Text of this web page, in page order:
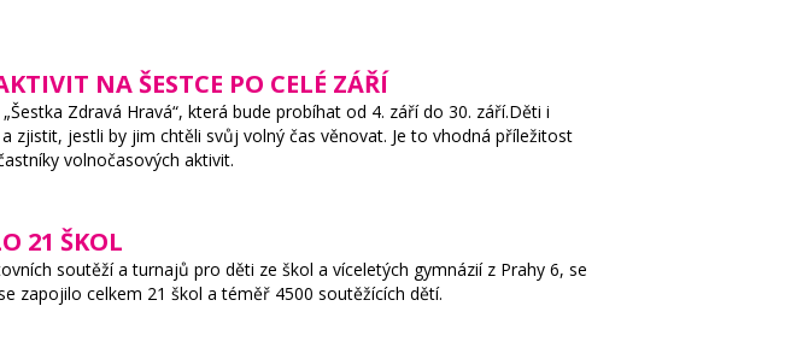
NA ŠESTCE PO CELÉ ZÁŘÍ
Zdravá Hravá“, která bude probíhat od 4. září do 30. září.Děti i
zjistit, jestli by jim chtěli svůj volný čas věnovat. Je to vhodná příležitost
volnočasových aktivit.
21 ŠKOL
soutěží a turnajů pro děti ze škol a víceletých gymnázií z Prahy 6, se
zapojilo celkem 21 škol a téměř 4500 soutěžících dětí.